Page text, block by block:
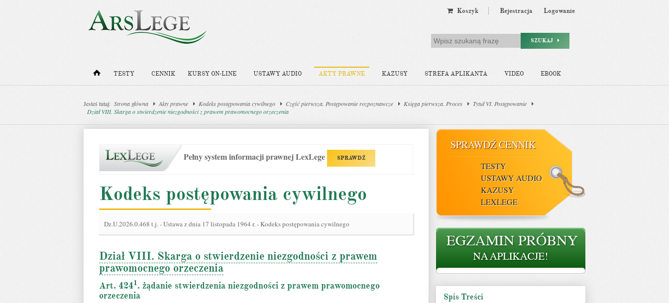
Koszyk Rejestracja Logowanie
SZUKAJ
TESTY CENNIK KURSY ON-LINE USTAWY AUDIO AKTY PRAWNE KAZUSY STREFA APLIKANTA VIDEO EBOOK
Jesteś tutaj: Strona główna Akty prawne Kodeks postępowania cywilnego Część pierwsza. Postępowanie rozpoznawcze Księga pierwsza. Proces
Tytuł VI. Postępowanie
Dział VIII. Skarga o stwierdzenie niezgodności z prawem prawomocnego orzeczenia
Pełny system informacji prawnej LexLege SPRAWDŹ
Kodeks postępowania cywilnego
Dz.U.2026.0.468 t.j.-Ustawa z dnia 17 listopada 1964 r. - Kodeks postępowania cywilnego
Dział VIII. Skarga o stwierdzenie niezgodności z prawem
prawomocnego orzeczenia
Art. 4241. żądanie stwierdzenia niezgodności z prawem prawomocnego
orzeczenia
SPRAWDŹ CENNIK
TESTY
USTAWY AUDIO
KAZUSY
LEXLEGE
Spis Treści